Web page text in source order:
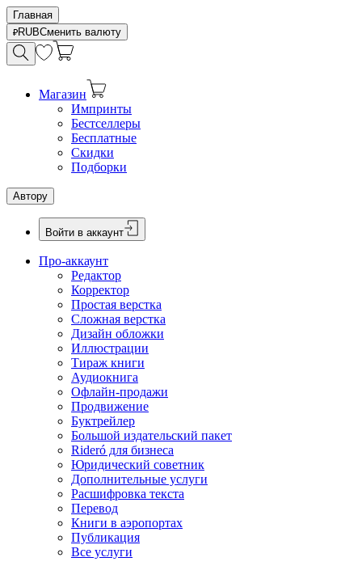
Главная
RUBСменить валюту
Магазин
Импринты
Бестселлеры
Бесплатные
Скидки
Подборки
Автору
Войти в аккаунт
Про-аккаунт
Редактор
Корректор
Простая верстка
Сложная верстка
Дизайн обложки
Иллюстрации
Тираж книги
Аудиокнига
Офлайн-продажи
Продвижение
Буктрейлер
Большой издательский пакет
Rideró для бизнеса
Юридический советник
Дополнительные услуги
Расшифровка текста
Перевод
Книги в аэропортах
Публикация
Все услуги